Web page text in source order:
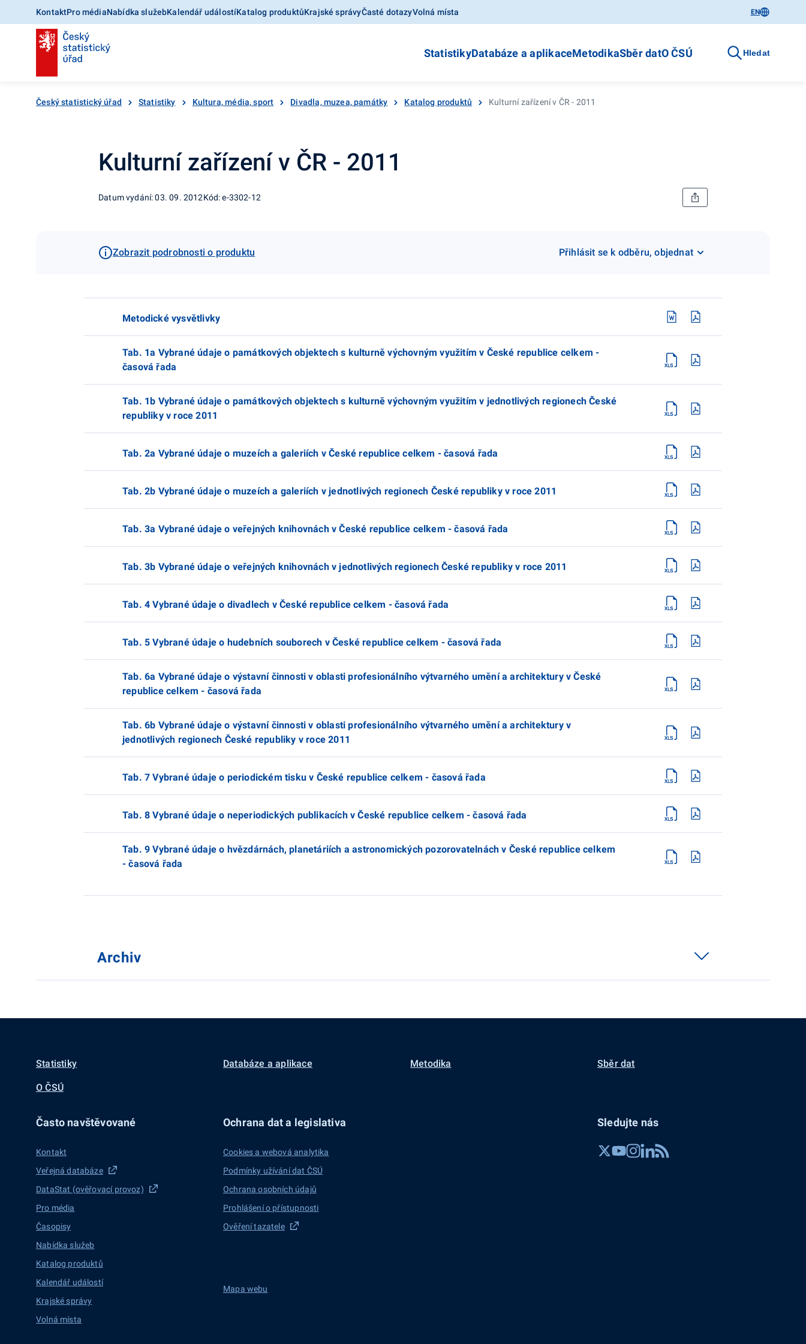
KontaktPro médiaNabídka služebKalendář událostíKatalog produktůKrajské správyČasté dotazyVolná místa EN
StatistikyDatabáze a aplikaceMetodikaSběr datO ČSÚ Hledat
Český statistický úřad Statistiky Kultura, média, sport Divadla, muzea, památky Katalog produktů Kulturní zařízení v ČR - 2011
Kulturní zařízení v ČR - 2011
Datum vydání: 03. 09. 2012Kód: e-3302-12
Zobrazit podrobnosti o produktu Přihlásit se k odběru, objednat
Metodické vysvětlivky
Tab. 1a Vybrané údaje o památkových objektech s kulturně výchovným využitím v České republice celkem -
časová řada
Tab. 1b Vybrané údaje o památkových objektech s kulturně výchovným využitím v jednotlivých regionech České
republiky v roce 2011
Tab. 2a Vybrané údaje o muzeích a galeriích v České republice celkem - časová řada
Tab. 2b Vybrané údaje o muzeích a galeriích v jednotlivých regionech České republiky v roce 2011
Tab. 3a Vybrané údaje o veřejných knihovnách v České republice celkem - časová řada
Tab. 3b Vybrané údaje o veřejných knihovnách v jednotlivých regionech České republiky v roce 2011
Tab. 4 Vybrané údaje o divadlech v České republice celkem - časová řada
Tab. 5 Vybrané údaje o hudebních souborech v České republice celkem - časová řada
Tab. 6a Vybrané údaje o výstavní činnosti v oblasti profesionálního výtvarného umění a architektury v České
republice celkem - časová řada
Tab. 6b Vybrané údaje o výstavní činnosti v oblasti profesionálního výtvarného umění a architektury v
jednotlivých regionech České republiky v roce 2011
Tab. 7 Vybrané údaje o periodickém tisku v České republice celkem - časová řada
Tab. 8 Vybrané údaje o neperiodických publikacích v České republice celkem - časová řada
Tab. 9 Vybrané údaje o hvězdárnách, planetáriích a astronomických pozorovatelnách v České republice celkem
- časová řada
Archiv
Statistiky Databáze a aplikace Metodika Sběr dat
O ČSÚ
Často navštěvované
Kontakt
Veřejná databáze
DataStat (ověřovací provoz)
Pro média
Časopisy
Nabídka služeb
Katalog produktů
Kalendář událostí
Krajské správy
Volná místa
Ochrana dat a legislativa
Cookies a webová analytika
Podmínky užívání dat ČSÚ
Ochrana osobních údajů
Prohlášení o přístupnosti
Ověření tazatele
Mapa webu
Sledujte nás